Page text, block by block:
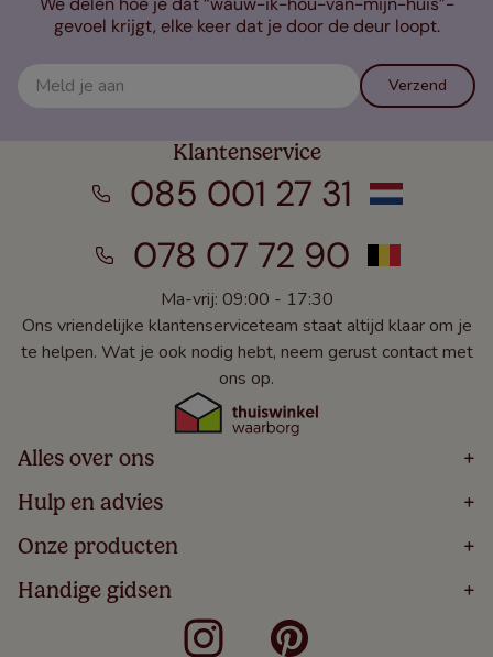
gevoel krijgt, elke keer dat je door de deur loopt.
Verzend
Klantenservice
085 001 27 31
078 07 72 90
Ma-vrij: 09:00 - 17:30
Ons vriendelijke klantenserviceteam staat altijd klaar om je
te helpen. Wat je ook nodig hebt, neem gerust contact met
ons op.
Alles over ons +
Home
Over
Bestellen
Winacties
Veelgestelde Vragen
Hulp en advies +
Volg Je Bestelling
Levering
5 Jaar Garantie
Algemene Voorwaarden
Onze producten +
Houten Jaloezieën
Rolgordijnen
Handige gidsen +
Meten Voor Raamdecoratie
Badkamer Raamdecoratie